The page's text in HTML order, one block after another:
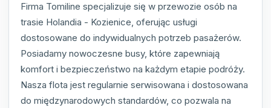
Firma Tomiline specjalizuje się w przewozie osób na
trasie Holandia - Kozienice, oferując usługi
dostosowane do indywidualnych potrzeb pasażerów.
Posiadamy nowoczesne busy, które zapewniają
komfort i bezpieczeństwo na każdym etapie podróży.
Nasza flota jest regularnie serwisowana i dostosowana
do międzynarodowych standardów, co pozwala na